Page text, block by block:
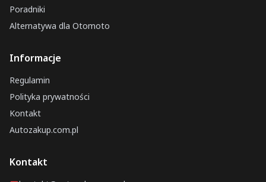
Poradniki
Alternatywa dla Otomoto
Informacje
Regulamin
Polityka prywatności
Kontakt
Autozakup.com.pl
Kontakt